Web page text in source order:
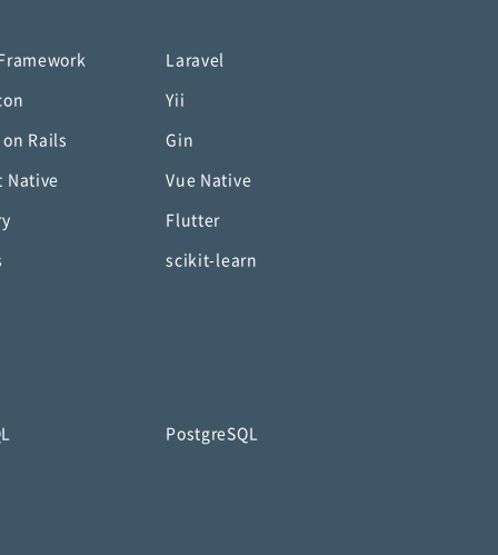
Laravel
Yii
on Rails Gin
Native Vue Native
Flutter
scikit-learn
PostgreSQL